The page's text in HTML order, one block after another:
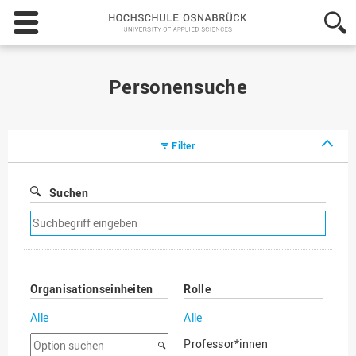
Hochschule
Osnabrück
-
Personensuche
Filter
Suchen
Suchfilter
entfernen
Organisationseinheiten
Alle
Option
Rolle
Alle
Professor*innen